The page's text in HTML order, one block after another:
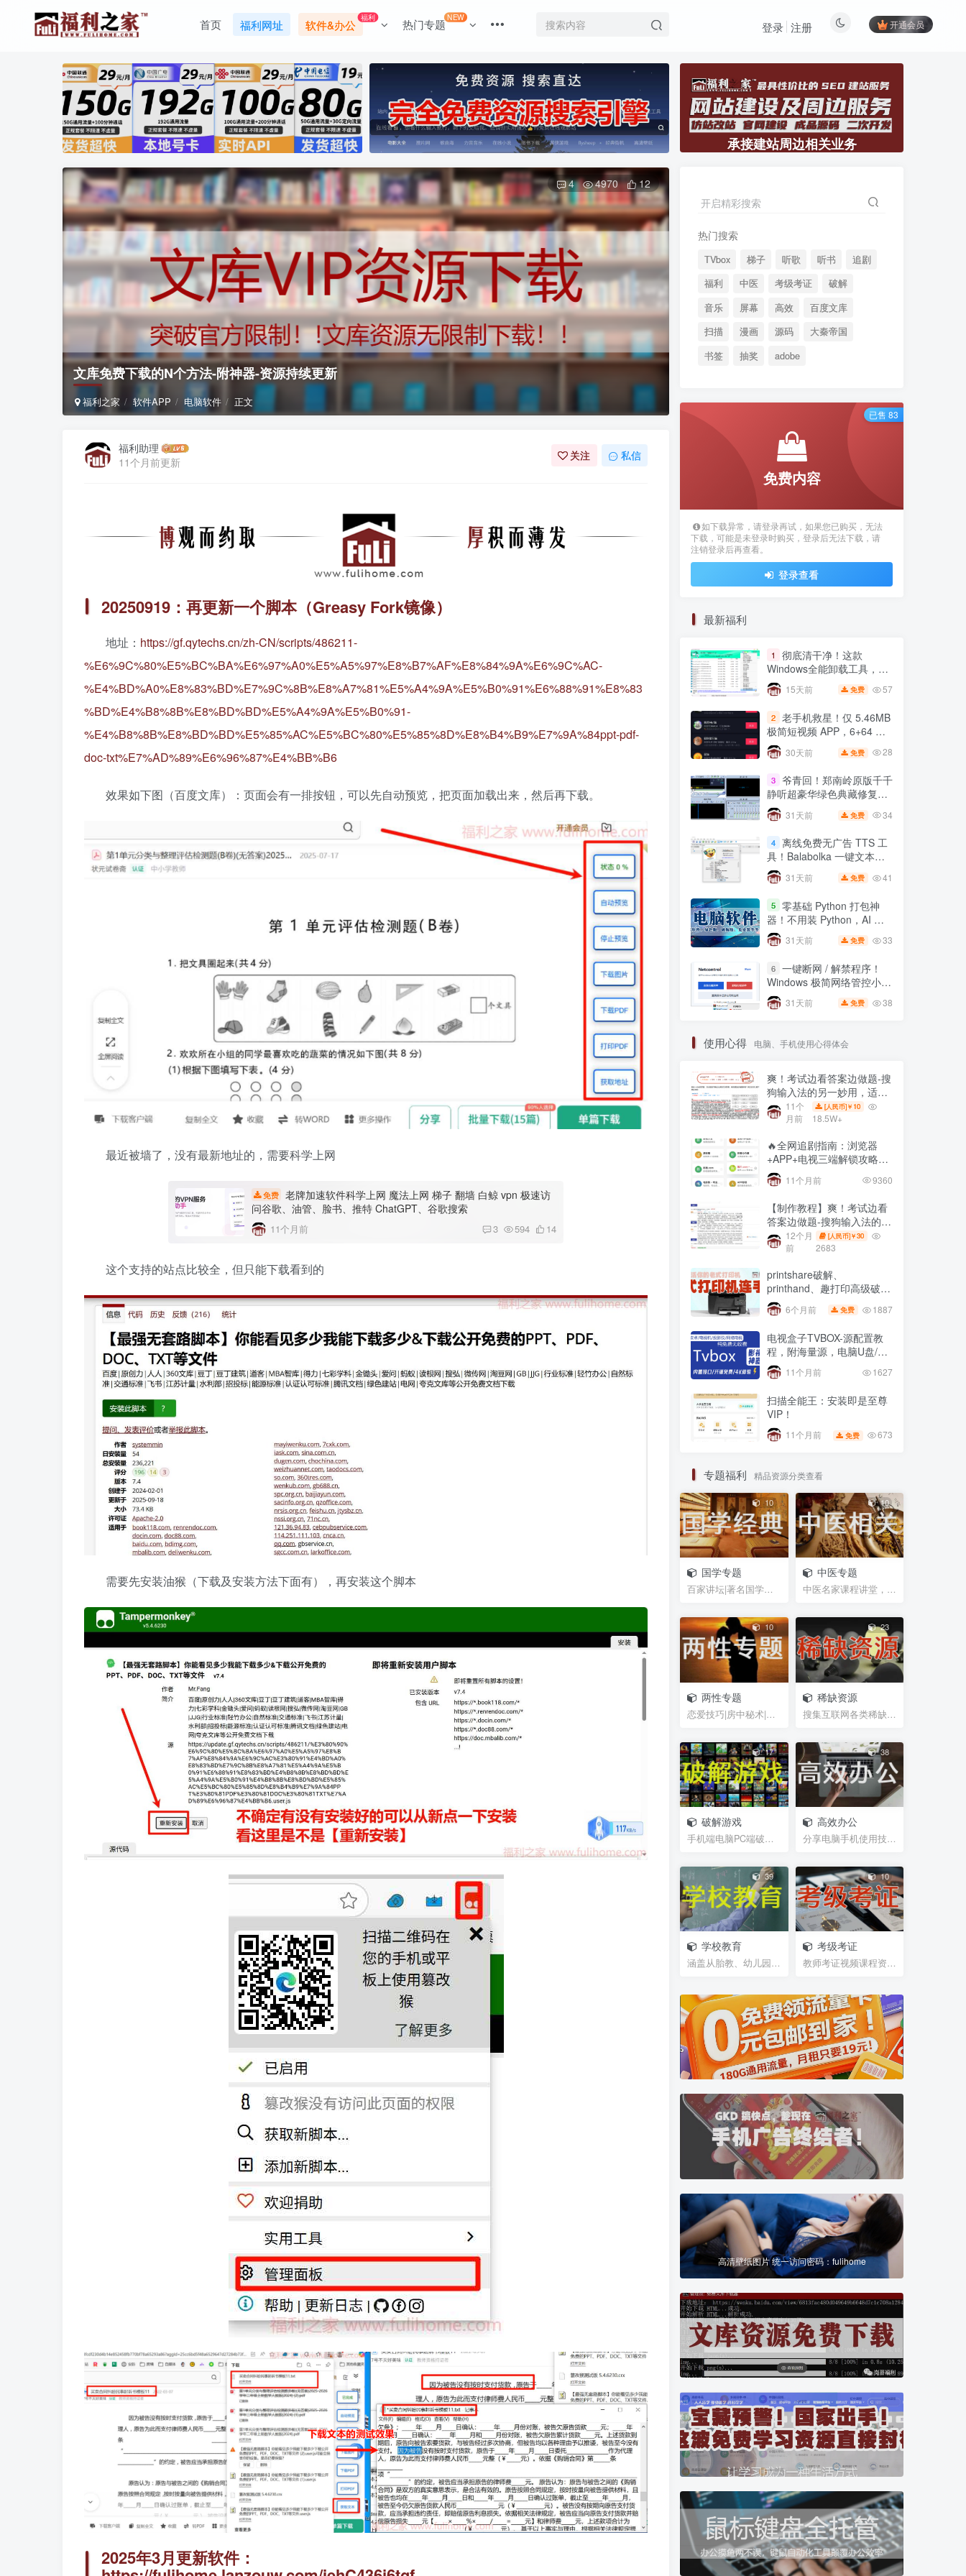
首页 福利网址 软件&办公
福利 热门专题NEW
开通会员
登录 注册
文库免费下载的N个方法-附神器-资源持续更新
福利之家 软件APP 电脑软件 正文
4 4970 12
福利助理
11个月前更新
关注 私信
20250919：再更新一个脚本（Greasy Fork镜像）
地址： https://gf.qytechs.cn/zh-CN/scripts/486211-
%E6%9C%80%E5%BC%BA%E6%97%A0%E5%A5%97%E8%B7%AF%E8%84%9A%E6%9C%AC-
%E4%BD%A0%E8%83%BD%E7%9C%8B%E8%A7%81%E5%A4%9A%E5%B0%91%E6%88%91%E8%83
%BD%E4%B8%8B%E8%BD%BD%E5%A4%9A%E5%B0%91-
%E4%B8%8B%E8%BD%BD%E5%85%AC%E5%BC%80%E5%85%8D%E8%B4%B9%E7%9A%84ppt-pdf-
doc-txt%E7%AD%89%E6%96%87%E4%BB%B6
效果如下图（百度文库）：页面会有一排按钮，可以先自动预览，把页面加载出来，然后再下载。
最近被墙了，没有最新地址的，需要科学上网
免费 老牌加速软件科学上网 魔法上网 梯子 翻墙 白鲸 vpn 极速访
问谷歌、油管、脸书、推特 ChatGPT、谷歌搜索
11个月前 3 594 14
这个支持的站点比较全，但只能下载看到的
需要先安装油猴（下载及安装方法下面有），再安装这个脚本
2025年3月更新软件：
承接建站周边相关业务
开启精彩搜索
热门搜索
TVbox 梯子 听歌 听书
追剧
福利
中医 考级考证
破解
音乐
屏幕 高效
百度文库
扫描
漫画 源码
大秦帝国
书签
抽奖 adobe
免费内容
如下载异常，请登录再试，如果您已购买，无法
下载，可能是未登录时购买，登录后无法下载，请
注销登录后再查看。
登录查看
已售 83
最新福利
1
彻底清干净！这款
Windows全能卸载工具，注
册表残留一键根除
15天前 免费 57
2 老手机救星！仅 5.46MB
极简短视频 APP，6+64 小
米 8 实测丝滑不卡顿
30天前 免费 28
3 爷青回！郑南岭原版千千
静听超豪华绿色典藏修复
版，无损音质拉满🔥
31天前 免费 34
4 离线免费无广告 TTS 工
具！Balabolka 一键文本转
语音，自媒体配音神器
31天前 免费 41
5 零基础 Python 打包神
器！不用装 Python，AI 全
自动一键打包 EXE🔥
31天前 免费 33
6 一键断网 / 解禁程序！
Windows 极简网络管控小工
具，右键直接锁联网🔥
31天前 免费 38
使用心得 电脑、手机使用心得体会
爽！考试边看答案边做题-搜
狗输入法的另一妙用，适用
网页在线全屏考试仿切屏系
统的
11个
月前
[人民币]￥ 10
18.5W+
🔥全网追剧指南：浏览器
+APP+电视三端解锁攻略，
免费资源一网打尽！
11个月前 9360
【制作教程】爽！考试边看
答案边做题-搜狗输入法的另
一妙用，适用网页在线全屏
考试仿切屏系统的
12个月
前
[人民币]￥30
2683
printshare破解、
printhand、趣打印高级破解
版，老式USB打印机
6个月前 免费 1887
电视盒子TVBOX-源配置教
程，附海量源，电脑U盘/不
用U盘 安装第三方app方法
11个月前 1627
扫描全能王：安装即是至尊
VIP！
11个月前 免费 673
专题福利 精品资源分类查看
10
国学专题
百家讲坛|著名国学大师视频课程|易中天曾仕强于丹纪...
10
中医专题
中医名家课程讲堂，书籍资料等网盘资源分享
10
两性专题
恋爱技巧|房中秘术|聊天话术|脱单救急|男性能力锻炼...
23
稀缺资源
搜集互联网各类稀缺视频、图片、书籍等资源
17
破解游戏
手机端电脑PC端破解游戏，经典游戏
38
高效办公
分享电脑手机使用技巧，及辅助软件插件等小工具，帮...
39
学校教育
涵盖从胎教、幼儿园、学前班、小学、初中、高中、大...
10
考级考证
教师考证视频课程资源，笔试试题，面试攻略等等网盘...
高清壁纸图片 统一访问密码：fulihome